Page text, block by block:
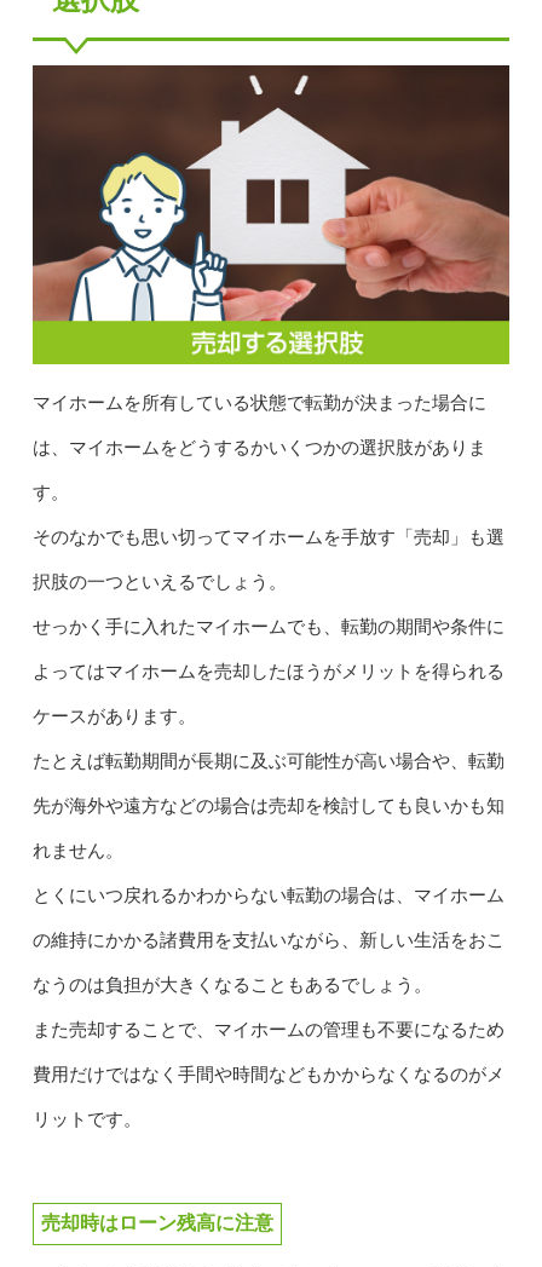
マイホームを所有している状態で転勤が決まった場合に
は、マイホームをどうするかいくつかの選択肢がありま
す。
そのなかでも思い切ってマイホームを手放す「売却」も選
択肢の一つといえるでしょう。
せっかく手に入れたマイホームでも、転勤の期間や条件に
よってはマイホームを売却したほうがメリットを得られる
ケースがあります。
たとえば転勤期間が長期に及ぶ可能性が高い場合や、転勤
先が海外や遠方などの場合は売却を検討しても良いかも知
れません。
とくにいつ戻れるかわからない転勤の場合は、マイホーム
の維持にかかる諸費用を支払いながら、新しい生活をおこ
なうのは負担が大きくなることもあるでしょう。
また売却することで、マイホームの管理も不要になるため
費用だけではなく手間や時間などもかからなくなるのがメ
リットです。
売却時はローン残高に注意